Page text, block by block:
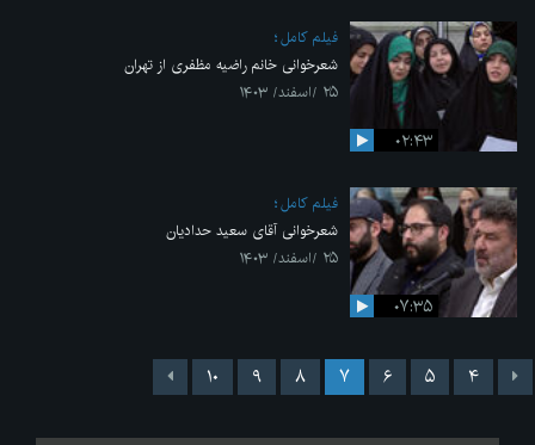
۰۲:۴۳
فیلم کامل
شعرخوانی خانم راضیه مظفری از تهران
۲۵ /اسفند/ ۱۴۰۳
۰۷:۳۵
فیلم کامل
شعرخوانی آقای سعید حدادیان
۲۵ /اسفند/ ۱۴۰۳
۴ ۵ ۶ ۷ ۸ ۹ ۱۰